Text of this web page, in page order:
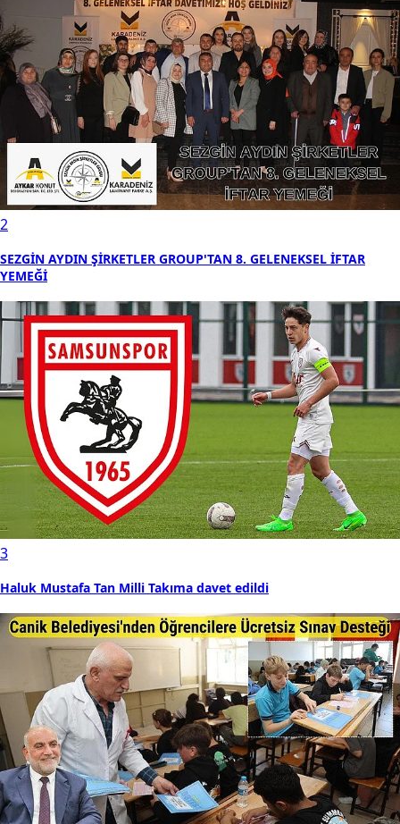
2
SEZGİN AYDIN ŞİRKETLER GROUP'TAN 8. GELENEKSEL İFTAR
YEMEĞİ
3
Haluk Mustafa Tan Milli Takıma davet edildi